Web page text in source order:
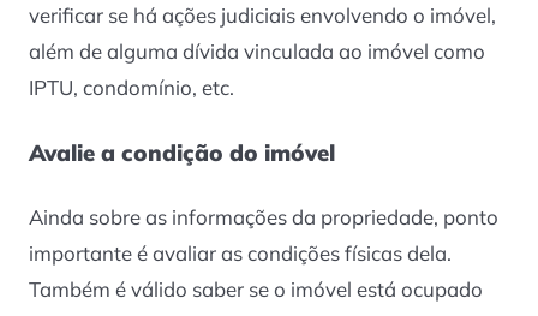
verificar se há ações judiciais envolvendo o imóvel,
além de alguma dívida vinculada ao imóvel como
IPTU, condomínio, etc.
Avalie a condição do imóvel
Ainda sobre as informações da propriedade, ponto
importante é avaliar as condições físicas dela.
Também é válido saber se o imóvel está ocupado